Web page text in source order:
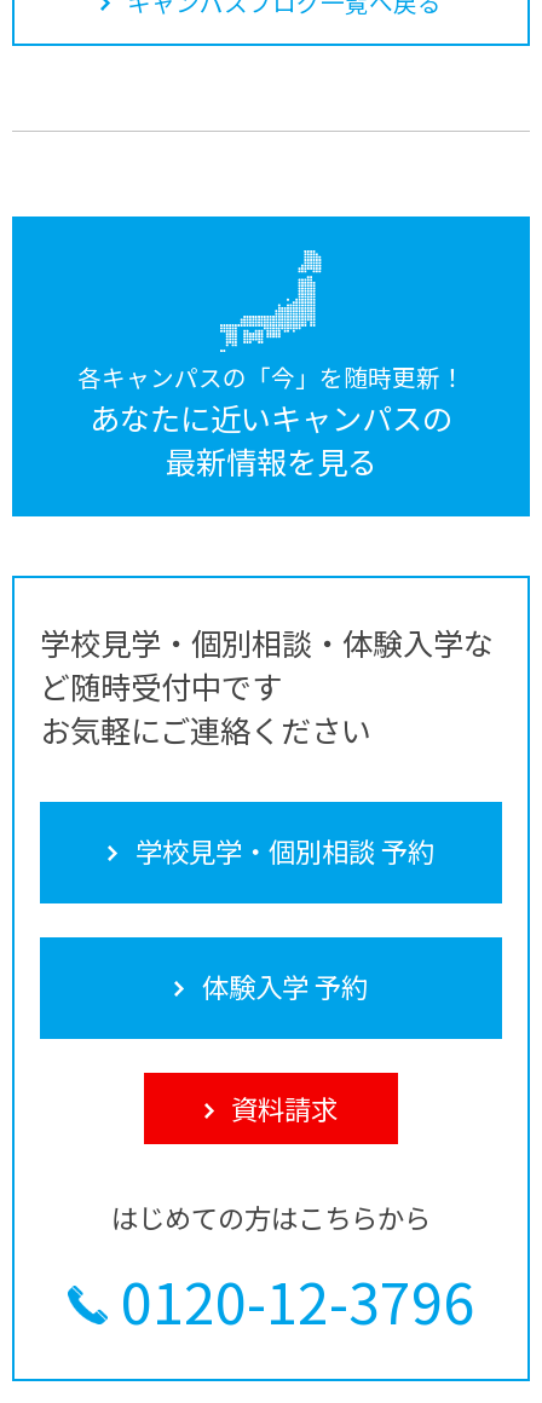
各キャンパスの「今」を随時更新！
あなたに近いキャンパスの
最新情報を見る
学校見学・個別相談・体験入学な
ど随時受付中です
お気軽にご連絡ください
学校見学・個別相談 予約
体験入学 予約
資料請求
はじめての方はこちらから
0120-12-3796